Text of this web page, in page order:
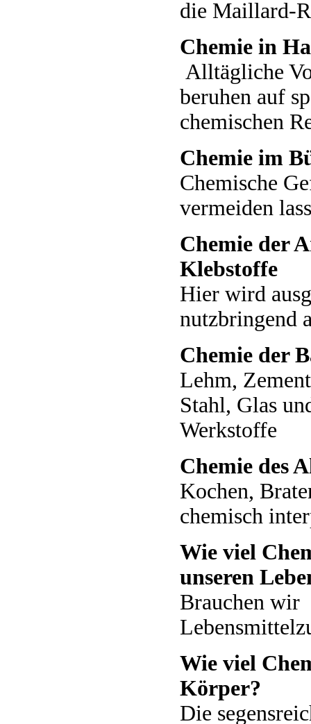
die Maillard-
Chemie in
Alltägliche
beruhen auf
chemischen
Chemie im
Chemische
vermeiden
Chemie der
Klebstoffe
Hier wird
nutzbringend
Chemie der
Lehm,
Stahl, Glas
Werkstoffe
Chemie des
Kochen,
chemisch
Wie viel
unseren
Brauchen wir
Wie viel
Körper?
Die